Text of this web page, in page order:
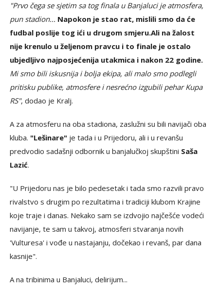
"Prvo čega se sjetim sa tog finala u Banjaluci je atmosfera,
pun stadion... Napokon je stao rat, mislili smo da će
fudbal poslije tog ići u drugom smjeru.Ali na žalost
nije krenulo u željenom pravcu i to finale je ostalo
ubjedljivo najposjećenija utakmica i nakon 22 godine.
Mi smo bili iskusnija i bolja ekipa, ali malo smo podlegli
pritisku publike, atmosfere i nesrećno izgubili pehar Kupa
RS", dodao je Kralj.
A za atmosferu na oba stadiona, zaslužni su bili navijači oba
kluba. "Lešinare" je tada i u Prijedoru, ali i u revanšu
predvodio sadašnji odbornik u banjalučkoj skupštini Saša
Lazić.
"U Prijedoru nas je bilo pedesetak i tada smo razvili pravo
rivalstvo s drugim po rezultatima i tradiciji klubom Krajine
koje traje i danas. Nekako sam se izdvojio najčešće vodeći
navijanje, te sam u takvoj, atmosferi stvaranja novih
'Vulturesa' i vođe u nastajanju, dočekao i revanš, par dana
kasnije".
A na tribinima u Banjaluci, delirijum...